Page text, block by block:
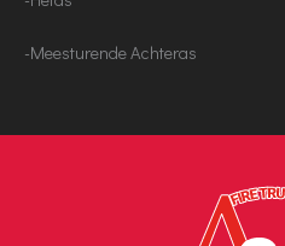
-Meesturende Achteras